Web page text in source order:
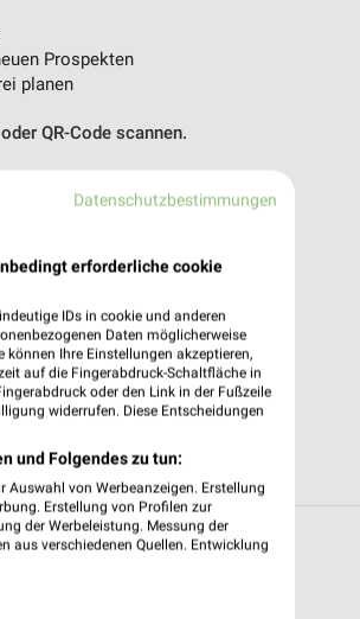
Prospekten
planen
QR-Code scannen.
Datenschutzbestimmungen
erforderliche cookie
IDs in cookie und anderen
Daten möglicherweise
können Ihre Einstellungen akzeptieren,
auf die Fingerabdruck-Schaltfläche in
oder den Link in der Fußzeile
widerrufen. Diese Entscheidungen
und Folgendes zu tun:
von Werbeanzeigen. Erstellung
Erstellung von Profilen zur
der Werbeleistung. Messung der
aus verschiedenen Quellen. Entwicklung